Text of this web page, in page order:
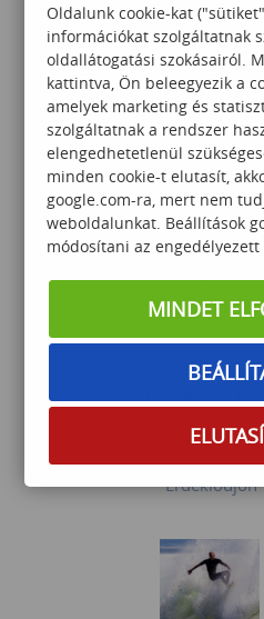
Prezentációs
60 000 Ft
Enneagram-
Érdeklődjön
Oldalunk cookie-kat
információkat szolgáltatnak
oldallátogatási szokásairól.
kattintva, Ön beleegyezik a
amelyek marketing és
szolgáltatnak a rendszer
elengedhetetlenül
minden cookie-t elutasít,
google.com-ra, mert nem
weboldalunkat. Beállítások
módosítani az engedélyezett
MINDET